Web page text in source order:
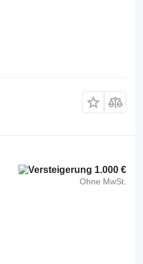
1.000 €
Ohne MwSt.